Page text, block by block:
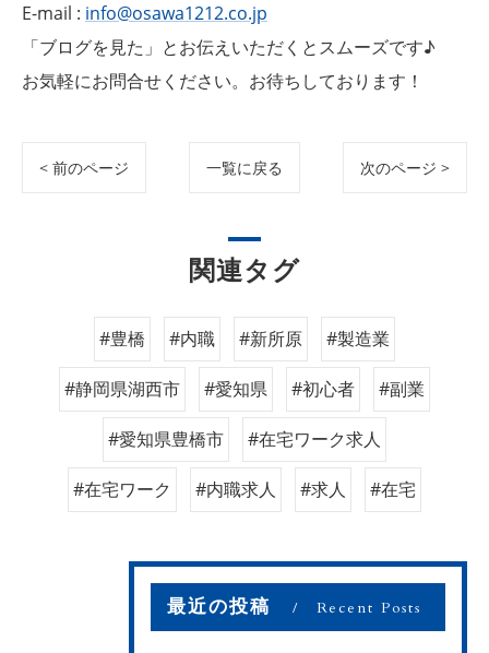
E-mail : info@osawa1212.co.jp
「ブログを見た」とお伝えいただくとスムーズです♪
お気軽にお問合せください。お待ちしております！
< 前のページ 一覧に戻る 次のページ >
関連タグ
#豊橋 #内職 #新所原 #製造業
#静岡県湖西市 #愛知県 #初心者 #副業
#愛知県豊橋市 #在宅ワーク求人
#在宅ワーク #内職求人 #求人 #在宅
最近の投稿 Recent Posts